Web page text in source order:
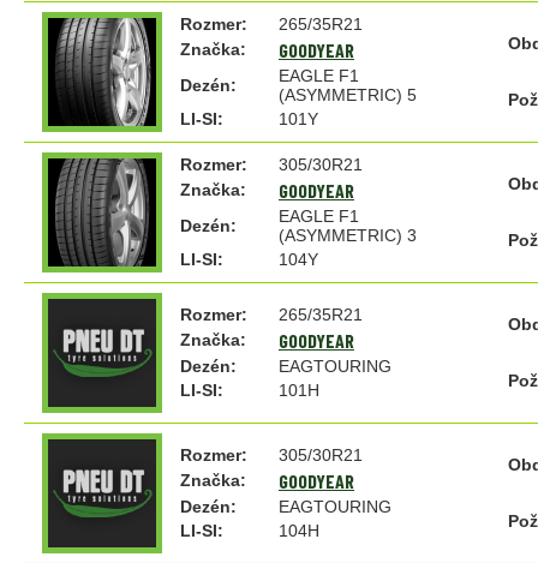
Rozmer:
265/35R21
Značka:
GOODYEAR
Dezén:
EAGLE F1
(ASYMMETRIC) 5
LI-SI:
101Y
Rozmer:
305/30R21
Značka:
GOODYEAR
Dezén:
EAGLE F1
(ASYMMETRIC) 3
LI-SI:
104Y
Rozmer:
265/35R21
Značka:
GOODYEAR
Dezén:
EAGTOURING
LI-SI:
101H
Rozmer:
305/30R21
Značka:
GOODYEAR
Dezén:
EAGTOURING
LI-SI:
104H